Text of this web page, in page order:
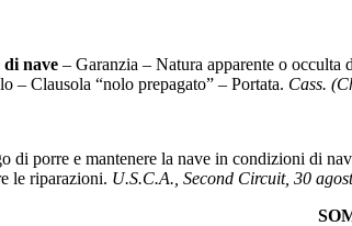
di nave – Garanzia – Natura apparente o occulta
– Clausola “nolo prepagato” – Portata. Cass.
di porre e mantenere la nave in condizioni di
le riparazioni. U.S.C.A., Second Circuit, 30